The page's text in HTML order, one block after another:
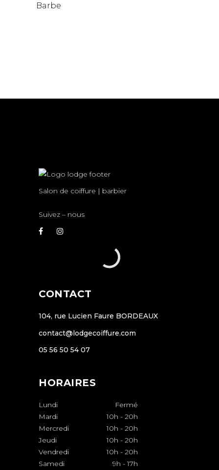
Barbe
Salon de coiffure | barbier
Suivez – nous
CONTACT
104, rue Lucien Faure BORDEAUX
contact@lodgecoiffure.com
05 56 50 54 07
HORAIRES
Lundi
Fermé
Mardi
10h - 20h
Mercredi
10h - 20h
Jeudi
10h - 20h
Vendredi
10h - 20h
Samedi
9h - 17h